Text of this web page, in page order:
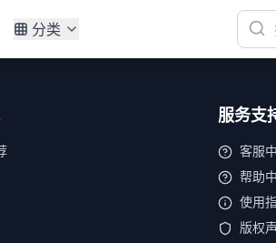
分类
服务支
客服
帮助
使用
版权